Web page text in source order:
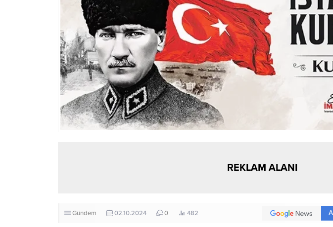
REKLAM ALANI
Gündem 02.10.2024 0 482